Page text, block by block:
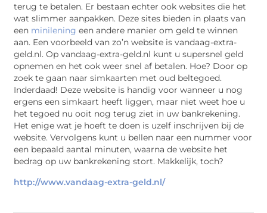
terug te betalen. Er bestaan echter ook websites die het
wat slimmer aanpakken. Deze sites bieden in plaats van
een minilening een andere manier om geld te winnen
aan. Een voorbeeld van zo’n website is vandaag-extra-
geld.nl. Op vandaag-extra-geld.nl kunt u supersnel geld
opnemen en het ook weer snel af betalen. Hoe? Door op
zoek te gaan naar simkaarten met oud beltegoed.
Inderdaad! Deze website is handig voor wanneer u nog
ergens een simkaart heeft liggen, maar niet weet hoe u
het tegoed nu ooit nog terug ziet in uw bankrekening.
Het enige wat je hoeft te doen is uzelf inschrijven bij de
website. Vervolgens kunt u bellen naar een nummer voor
een bepaald aantal minuten, waarna de website het
bedrag op uw bankrekening stort. Makkelijk, toch?
http://www.vandaag-extra-geld.nl/